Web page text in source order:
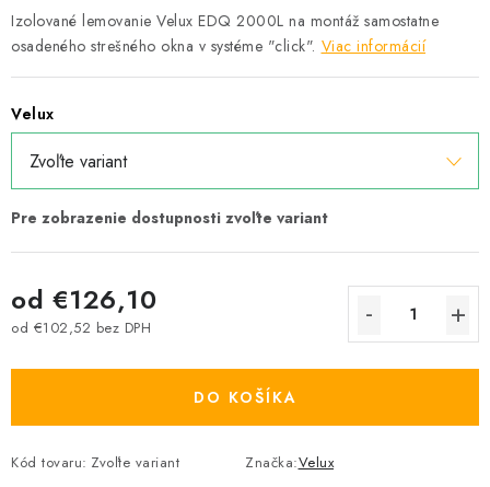
Izolované lemovanie Velux EDQ 2000L na montáž samostatne
osadeného strešného okna v systéme "click". Viac informácií
Velux
od €126,10
od €102,52 bez DPH
DO KOŠÍKA
Kód tovaru: Zvoľte variant Značka:Velux